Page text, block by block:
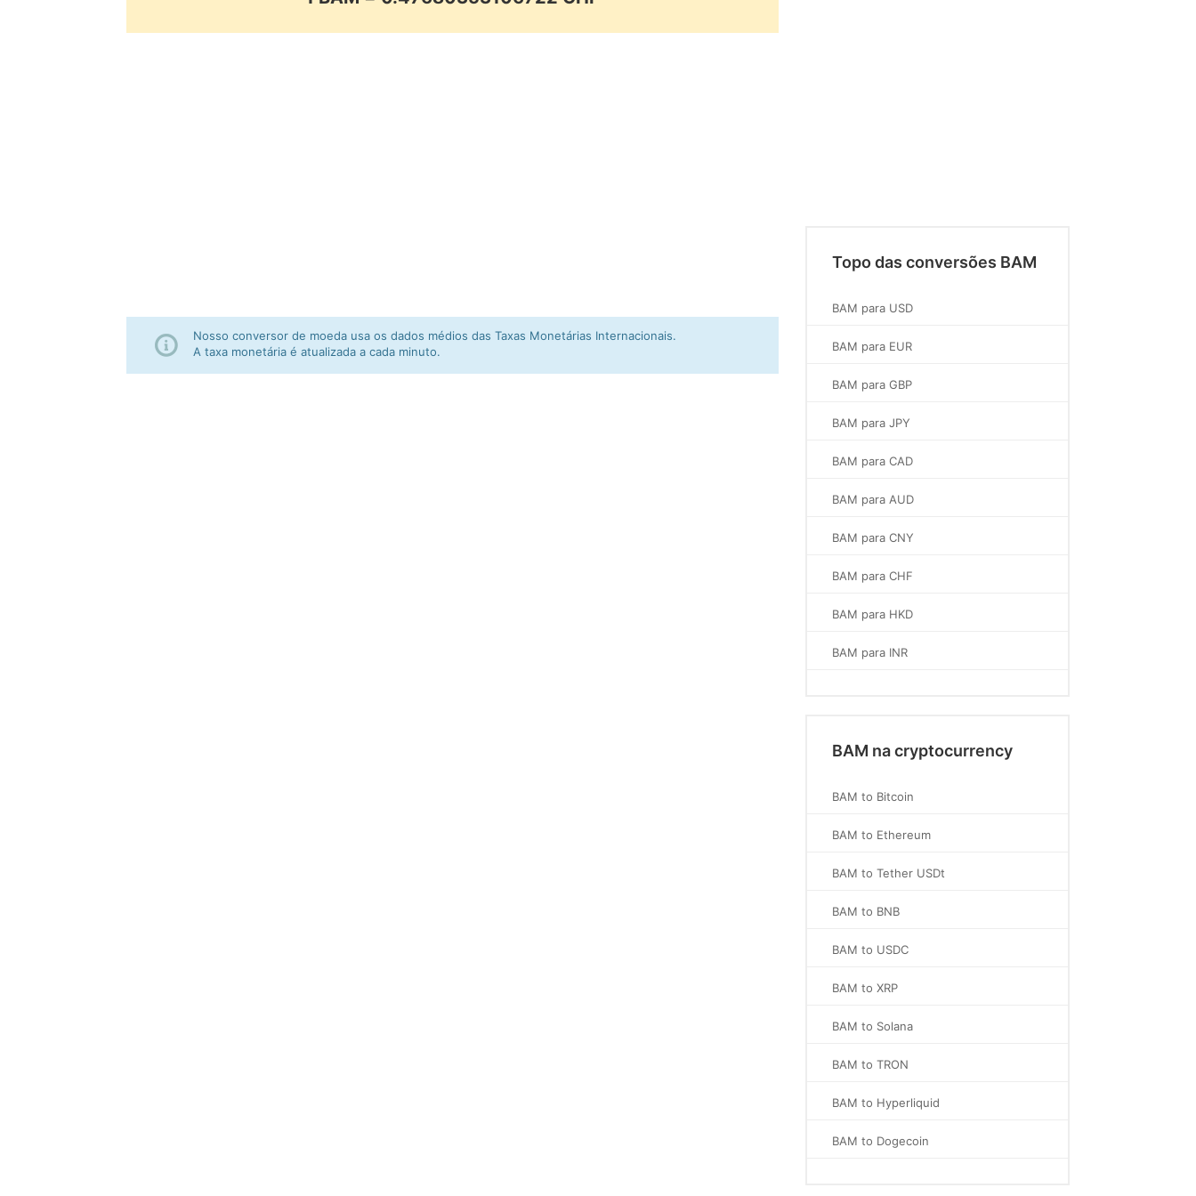
Nosso conversor de moeda usa os dados médios das Taxas Monetárias Internacionais.
A taxa monetária é atualizada a cada minuto.
Topo das conversões BAM
BAM para USD
BAM para EUR
BAM para GBP
BAM para JPY
BAM para CAD
BAM para AUD
BAM para CNY
BAM para CHF
BAM para HKD
BAM para INR
BAM na cryptocurrency
BAM to Bitcoin
BAM to Ethereum
BAM to Tether USDt
BAM to BNB
BAM to USDC
BAM to XRP
BAM to Solana
BAM to TRON
BAM to Hyperliquid
BAM to Dogecoin